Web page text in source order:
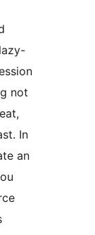
not
In
an